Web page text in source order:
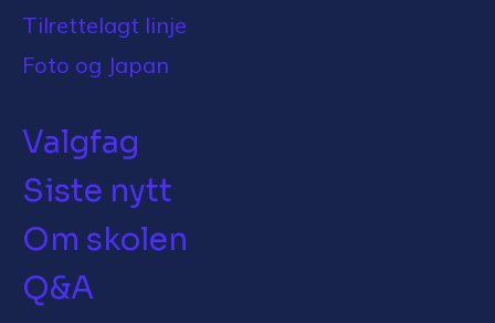
Tilrettelagt linje
Foto og Japan
Valgfag
Siste nytt
Om skolen
Q&A